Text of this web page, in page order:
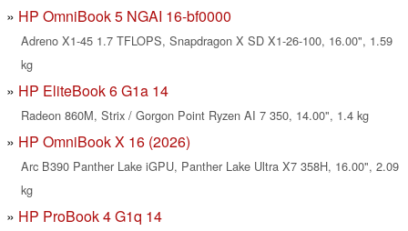
HP OmniBook 5 NGAI 16-bf0000
Adreno X1-45 1.7 TFLOPS, Snapdragon X SD X1-26-100, 16.00", 1.59
kg
HP EliteBook 6 G1a 14
Radeon 860M, Strix / Gorgon Point Ryzen AI 7 350, 14.00", 1.4 kg
HP OmniBook X 16 (2026)
Arc B390 Panther Lake iGPU, Panther Lake Ultra X7 358H, 16.00", 2.09
kg
HP ProBook 4 G1q 14